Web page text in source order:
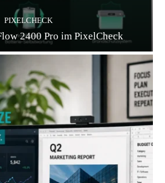
PIXELCHECK
2400 Pro im PixelCheck